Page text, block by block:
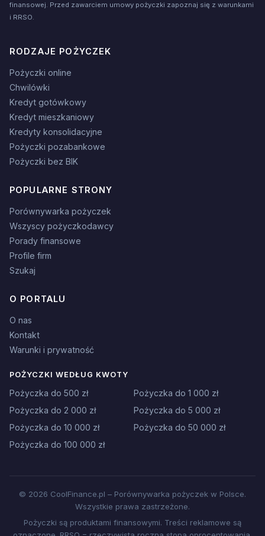
finansowej. Przed zawarciem umowy pożyczki zapoznaj się z warunkami
i RRSO.
RODZAJE POŻYCZEK
Pożyczki online
Chwilówki
Kredyt gotówkowy
Kredyt mieszkaniowy
Kredyty konsolidacyjne
Pożyczki pozabankowe
Pożyczki bez BIK
POPULARNE STRONY
Porównywarka pożyczek
Wszyscy pożyczkodawcy
Porady finansowe
Profile firm
Szukaj
O PORTALU
O nas
Kontakt
Warunki i prywatność
POŻYCZKI WEDŁUG KWOTY
Pożyczka do 500 zł
Pożyczka do 1 000 zł
Pożyczka do 2 000 zł
Pożyczka do 5 000 zł
Pożyczka do 10 000 zł
Pożyczka do 50 000 zł
Pożyczka do 100 000 zł
© 2026 CoolFinance.pl – Porównywarka pożyczek w Polsce.
Wszystkie prawa zastrzeżone.
Pożyczki są produktami finansowymi. Treści reklamowe są